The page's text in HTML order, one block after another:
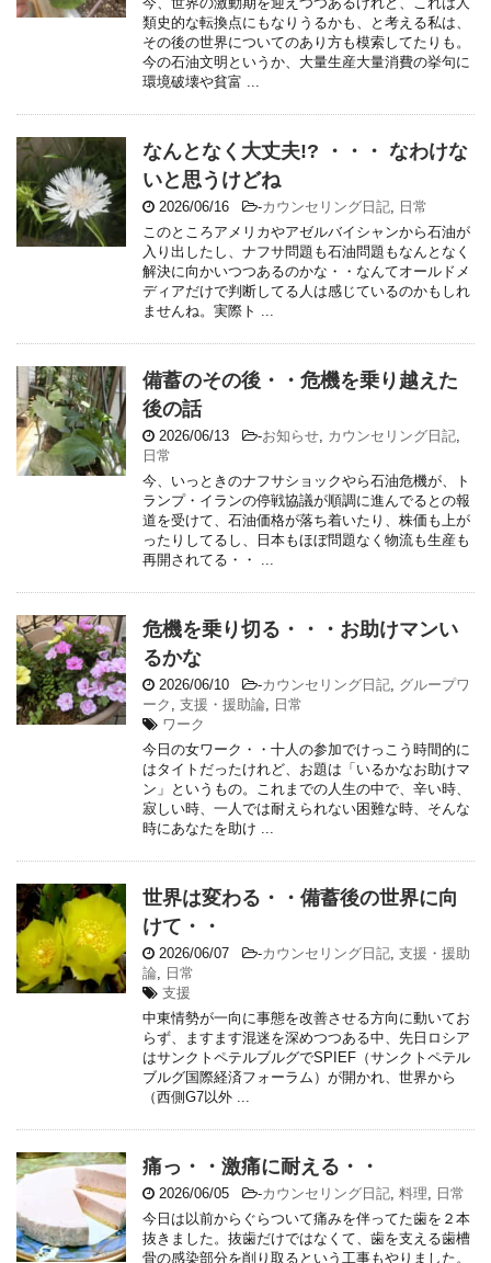
類史的な転換点にもなりうるかも、と考える私は、
その後の世界についてのあり方も模索してたりも。
今の石油文明というか、大量生産大量消費の挙句に
環境破壊や貧富 ...
なんとなく大丈夫!? ・・・ なわけな
いと思うけどね
2026/06/16 -カウンセリング日記
日常
このところアメリカやアゼルバイシャンから石油が
入り出したし、ナフサ問題も石油問題もなんとなく
解決に向かいつつあるのかな・・なんてオールドメ
ディアだけで判断してる人は感じているのかもしれ
ませんね。実際ト ...
備蓄のその後・・危機を乗り越えた
後の話
2026/06/13 -お知らせ カウンセリング日記
日常
今、いっときのナフサショックやら石油危機が、ト
ランプ・イランの停戦協議が順調に進んでるとの報
道を受けて、石油価格が落ち着いたり、株価も上が
ったりしてるし、日本もほぼ問題なく物流も生産も
再開されてる・・ ...
危機を乗り切る・・・お助けマンい
るかな
2026/06/10 -カウンセリング日記 グループワ
ーク
支援・援助論
日常
ワーク
今日の女ワーク・・十人の参加でけっこう時間的に
はタイトだったけれど、お題は「いるかなお助けマ
ン」というもの。これまでの人生の中で、辛い時、
寂しい時、一人では耐えられない困難な時、そんな
時にあなたを助け ...
世界は変わる・・備蓄後の世界に向
けて・・
2026/06/07 -カウンセリング日記 支援・援助
論
日常
支援
中東情勢が一向に事態を改善させる方向に動いてお
らず、ますます混迷を深めつつある中、先日ロシア
はサンクトペテルブルグでSPIEF（サンクトペテル
ブルグ国際経済フォーラム）が開かれ、世界から
（西側G7以外 ...
痛っ・・激痛に耐える・・
2026/06/05 -カウンセリング日記 料理
日常
今日は以前からぐらついて痛みを伴ってた歯を２本
抜きました。抜歯だけではなくて、歯を支える歯槽
骨の感染部分を削り取るという工事もやりました。